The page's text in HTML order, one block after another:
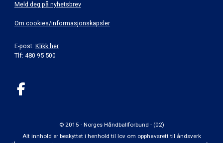
Meld deg på nyhetsbrev
Om cookies/informasjonskapsler
E-post: Klikk her
Tlf: 480 95 500
© 2015 - Norges Håndballforbund - (02)
Alt innhold er beskyttet i henhold til lov om opphavsrett til åndsverk